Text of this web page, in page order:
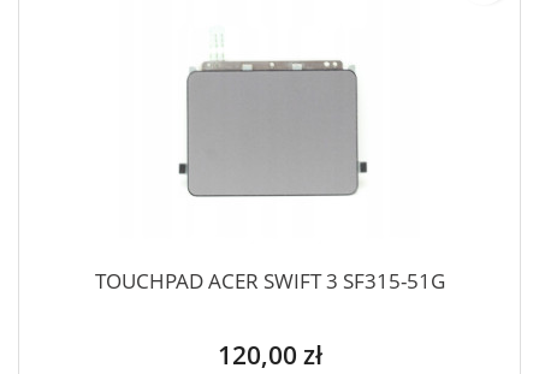
TOUCHPAD ACER SWIFT 3 SF315-51G
Cena
120,00 zł